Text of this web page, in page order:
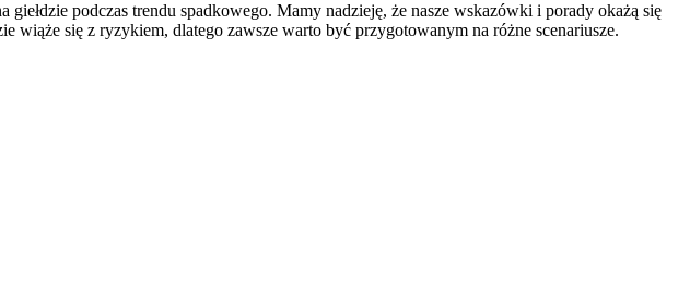
podczas trendu spadkowego. Mamy ‌nadzieję, że nasze wskazówki i porady okażą się
się z⁣ ryzykiem, dlatego zawsze ⁣warto‌ być przygotowanym na różne scenariusze.